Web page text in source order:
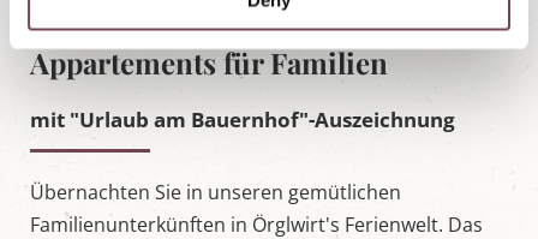
Appartements für Familien
mit "Urlaub am Bauernhof"-Auszeichnung
Übernachten Sie in unseren gemütlichen
Familienunterkünften in Örglwirt's Ferienwelt. Das